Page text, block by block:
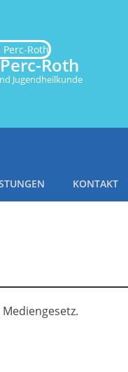
Roth
Jugendheilkunde
KONTAKT